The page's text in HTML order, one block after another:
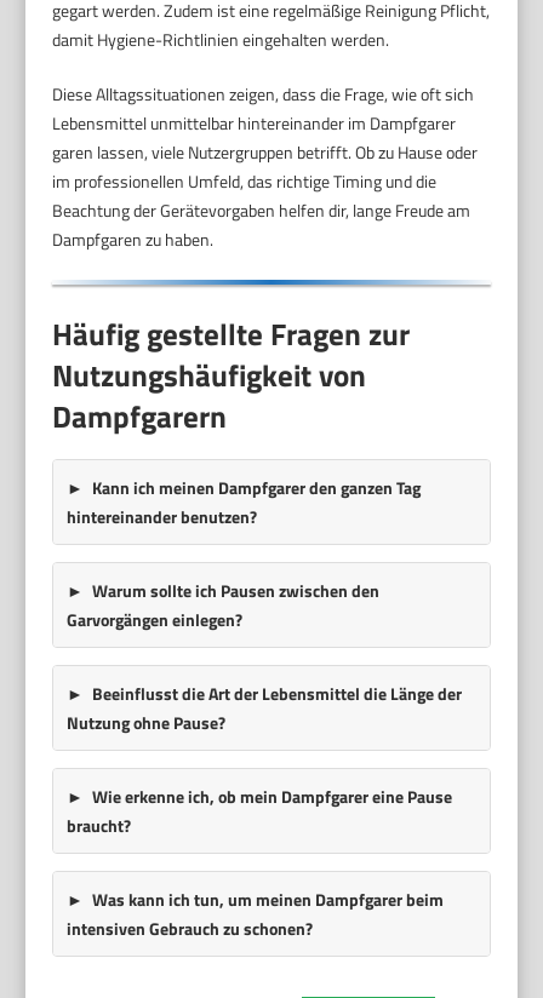
gegart werden. Zudem ist eine regelmäßige Reinigung Pflicht,
damit Hygiene-Richtlinien eingehalten werden.
Diese Alltagssituationen zeigen, dass die Frage, wie oft sich
Lebensmittel unmittelbar hintereinander im Dampfgarer
garen lassen, viele Nutzergruppen betrifft. Ob zu Hause oder
im professionellen Umfeld, das richtige Timing und die
Beachtung der Gerätevorgaben helfen dir, lange Freude am
Dampfgaren zu haben.
Häufig gestellte Fragen zur
Nutzungshäufigkeit von
Dampfgarern
Kann ich meinen Dampfgarer den ganzen Tag
hintereinander benutzen?
Warum sollte ich Pausen zwischen den
Garvorgängen einlegen?
Beeinflusst die Art der Lebensmittel die Länge der
Nutzung ohne Pause?
Wie erkenne ich, ob mein Dampfgarer eine Pause
braucht?
Was kann ich tun, um meinen Dampfgarer beim
intensiven Gebrauch zu schonen?